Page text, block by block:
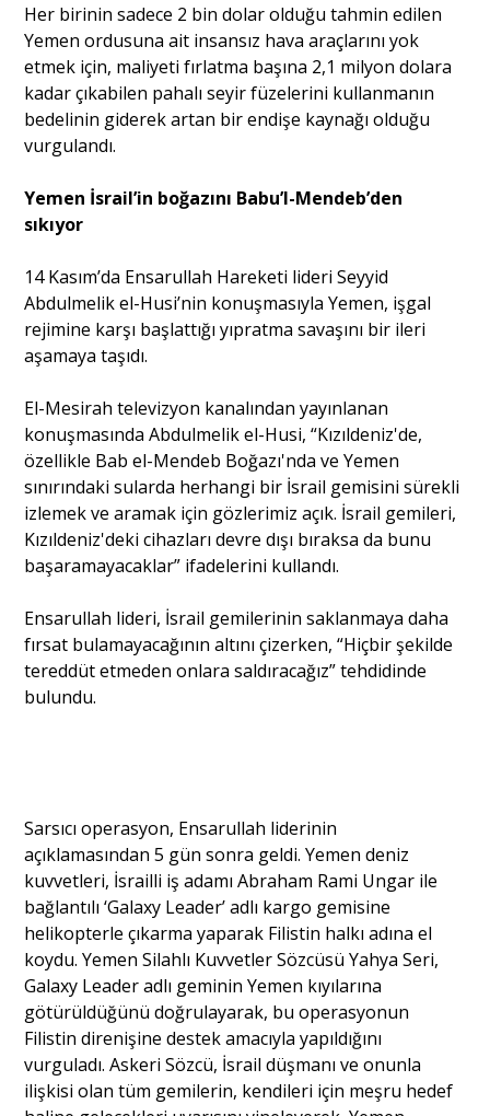
Her birinin sadece 2 bin dolar olduğu tahmin edilen
Yemen ordusuna ait insansız hava araçlarını yok
etmek için, maliyeti fırlatma başına 2,1 milyon dolara
kadar çıkabilen pahalı seyir füzelerini kullanmanın
bedelinin giderek artan bir endişe kaynağı olduğu
vurgulandı.
Yemen İsrail’in boğazını Babu’l-Mendeb’den
sıkıyor
14 Kasım’da Ensarullah Hareketi lideri Seyyid
Abdulmelik el-Husi’nin konuşmasıyla Yemen, işgal
rejimine karşı başlattığı yıpratma savaşını bir ileri
aşamaya taşıdı.
El-Mesirah televizyon kanalından yayınlanan
konuşmasında Abdulmelik el-Husi, “Kızıldeniz'de,
özellikle Bab el-Mendeb Boğazı'nda ve Yemen
sınırındaki sularda herhangi bir İsrail gemisini sürekli
izlemek ve aramak için gözlerimiz açık. İsrail gemileri,
Kızıldeniz'deki cihazları devre dışı bıraksa da bunu
başaramayacaklar” ifadelerini kullandı.
Ensarullah lideri, İsrail gemilerinin saklanmaya daha
fırsat bulamayacağının altını çizerken, “Hiçbir şekilde
tereddüt etmeden onlara saldıracağız” tehdidinde
bulundu.
Sarsıcı operasyon, Ensarullah liderinin
açıklamasından 5 gün sonra geldi. Yemen deniz
kuvvetleri, İsrailli iş adamı Abraham Rami Ungar ile
bağlantılı ‘Galaxy Leader’ adlı kargo gemisine
helikopterle çıkarma yaparak Filistin halkı adına el
koydu. Yemen Silahlı Kuvvetler Sözcüsü Yahya Seri,
Galaxy Leader adlı geminin Yemen kıyılarına
götürüldüğünü doğrulayarak, bu operasyonun
Filistin direnişine destek amacıyla yapıldığını
vurguladı. Askeri Sözcü, İsrail düşmanı ve onunla
ilişkisi olan tüm gemilerin, kendileri için meşru hedef